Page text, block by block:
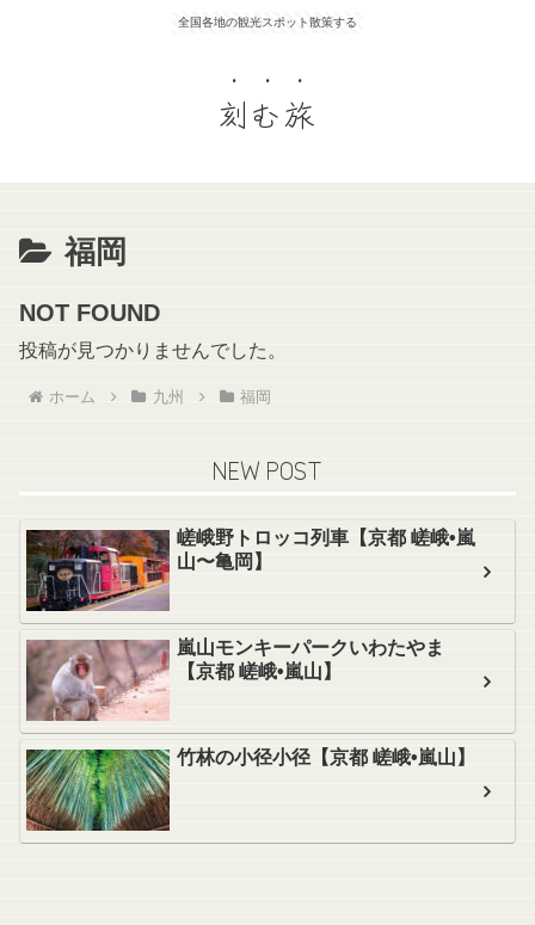
全国各地の観光スポット散策する
刻む旅
福岡
NOT FOUND
投稿が見つかりませんでした。
ホーム 九州 福岡
NEW POST
嵯峨野トロッコ列車【京都 嵯峨•嵐
山〜亀岡】
嵐山モンキーパークいわたやま
【京都 嵯峨•嵐山】
竹林の小径小径【京都 嵯峨•嵐山】